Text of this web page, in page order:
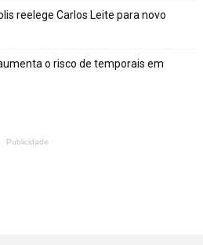
reelege Carlos Leite para novo
o risco de temporais em
Publicidade